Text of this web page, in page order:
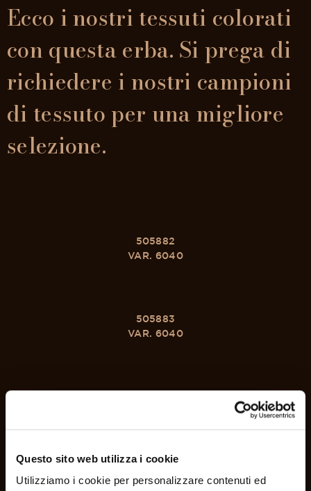
Questo sito web utilizza i cookie
Utilizziamo i cookie per personalizzare contenuti ed
Ecco i nostri tessuti colorati
con questa erba. Si prega di
richiedere i nostri campioni
di tessuto per una migliore
selezione.
505882
VAR. 6040
505883
VAR. 6040
505885
CONTATTI